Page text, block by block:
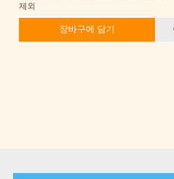
제외
장바구에 담기